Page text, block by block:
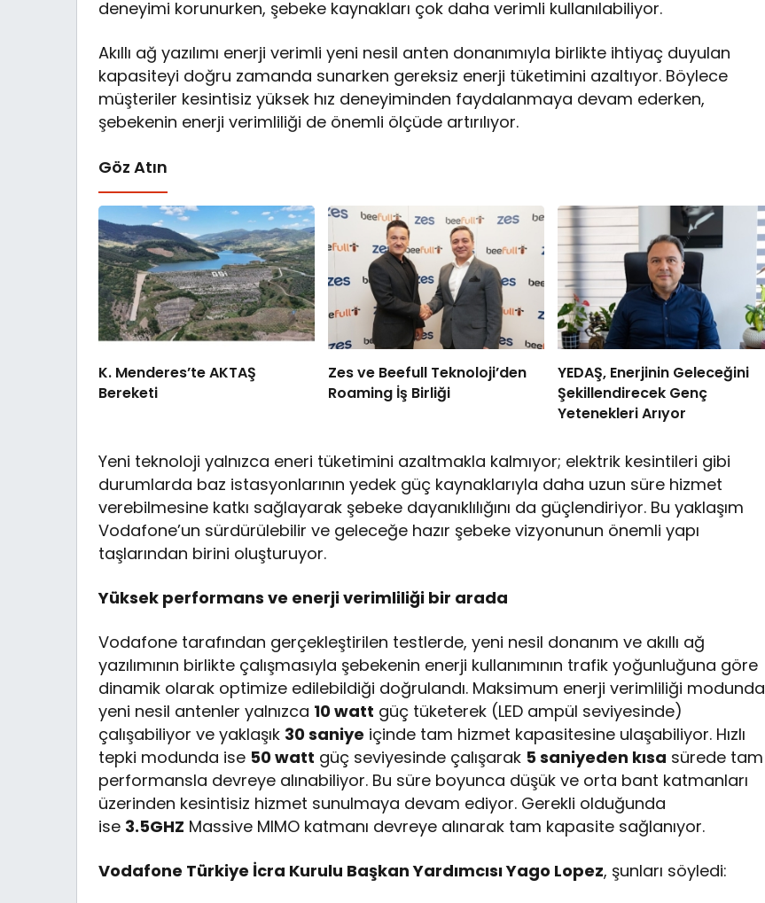
deneyimi korunurken, şebeke kaynakları çok daha verimli kullanılabiliyor.
Akıllı ağ yazılımı enerji verimli yeni nesil anten donanımıyla birlikte ihtiyaç duyulan
kapasiteyi doğru zamanda sunarken gereksiz enerji tüketimini azaltıyor. Böylece
müşteriler kesintisiz yüksek hız deneyiminden faydalanmaya devam ederken,
şebekenin enerji verimliliği de önemli ölçüde artırılıyor.
Göz Atın
K. Menderes’te AKTAŞ
Bereketi
Zes ve Beefull Teknoloji’den
Roaming İş Birliği
YEDAŞ, Enerjinin Geleceğini
Şekillendirecek Genç
Yetenekleri Arıyor
Yeni teknoloji yalnızca eneri tüketimini azaltmakla kalmıyor; elektrik kesintileri gibi
durumlarda baz istasyonlarının yedek güç kaynaklarıyla daha uzun süre hizmet
verebilmesine katkı sağlayarak şebeke dayanıklılığını da güçlendiriyor. Bu yaklaşım
Vodafone’un sürdürülebilir ve geleceğe hazır şebeke vizyonunun önemli yapı
taşlarından birini oluşturuyor.
Yüksek performans ve enerji verimliliği bir arada
Vodafone tarafından gerçekleştirilen testlerde, yeni nesil donanım ve akıllı ağ
yazılımının birlikte çalışmasıyla şebekenin enerji kullanımının trafik yoğunluğuna göre
dinamik olarak optimize edilebildiği doğrulandı. Maksimum enerji verimliliği modunda
yeni nesil antenler yalnızca 10 watt güç tüketerek (LED ampül seviyesinde)
çalışabiliyor ve yaklaşık 30 saniye içinde tam hizmet kapasitesine ulaşabiliyor. Hızlı
tepki modunda ise 50 watt güç seviyesinde çalışarak 5 saniyeden kısa sürede tam
performansla devreye alınabiliyor. Bu süre boyunca düşük ve orta bant katmanları
üzerinden kesintisiz hizmet sunulmaya devam ediyor. Gerekli olduğunda
ise 3.5GHZ Massive MIMO katmanı devreye alınarak tam kapasite sağlanıyor.
Vodafone Türkiye İcra Kurulu Başkan Yardımcısı Yago Lopez, şunları söyledi: